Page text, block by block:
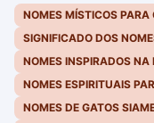
NOMES MÍSTICOS PARA
SIGNIFICADO DOS
NOMES INSPIRADOS
NOMES ESPIRITUAIS
NOMES DE GATOS